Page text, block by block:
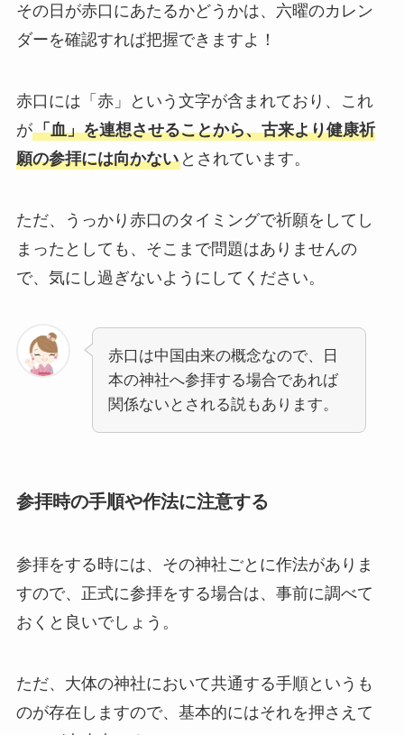
その日が赤口にあたるかどうかは、六曜のカレン
ダーを確認すれば把握できますよ！
赤口には「赤」という文字が含まれており、これ
が「血」を連想させることから、古来より健康祈
願の参拝には向かないとされています。
ただ、うっかり赤口のタイミングで祈願をしてし
まったとしても、そこまで問題はありませんの
で、気にし過ぎないようにしてください。
赤口は中国由来の概念なので、日
本の神社へ参拝する場合であれば
関係ないとされる説もあります。
参拝時の手順や作法に注意する
参拝をする時には、その神社ごとに作法がありま
すので、正式に参拝をする場合は、事前に調べて
おくと良いでしょう。
ただ、大体の神社において共通する手順というも
のが存在しますので、基本的にはそれを押さえて